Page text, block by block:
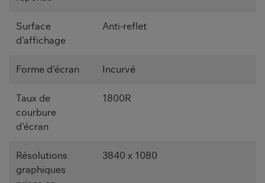
Surface
d'affichage
Anti-reflet
Forme d'écran Incurvé
Taux de
courbure
d'écran
1800R
Résolutions
graphiques
3840 x 1080